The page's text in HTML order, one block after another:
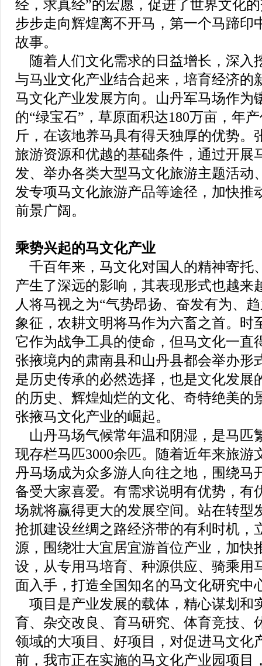
经，求真经”的宏愿，促进了世界文化
步步走向辉煌离不开马，第一个马蹄印
故事。
随着人们文化需求的日益增长，深入
与马业文化产业结合起来，培育经济的
马文化产业发展方向。山丹军马场作为
的“绿宝石”，草原面积达180万亩，年
斤，在该地养马具有得天独厚的优势。
旅游资源和优越的基础条件，通过开展
发、举办各类大型马文化旅游主题活动
发专项马文化旅游产品等途径，加快推
前景广阔。
乘势兴起的马文化产业
千百年来，马文化对国人的精神寄托
产生了深远的影响，其表现形式也越来
人将马视之为“气势昂扬、奋发有为、
象征，农耕文明将马作为六畜之首。时
它作为战争工具的使命，但马文化一直
张掖境内的肃南县和山丹县都会举办形
是历史传承的必然选择，也是文化发展
的历史、辉煌灿烂的文化、奇特绝美
张掖马文化产业的崛起。
山丹马场气候常年温和阴湿，是马匹
现存栏马匹3000余匹。随着近年来旅游
丹马场成为众多游人向往之地，围绕马
备受大家喜爱。有需求说明有优势，有
场就将赢得更大的发展空间。站在转型
抢抓建设丝绸之路经济带的有利时机，
源，围绕壮大宜居宜游首位产业，加快
设，从专用马培育、种源供应、骑乘用
面入手，打造全国知名的马文化研究中
项目是产业发展的载体，精心谋划和
育、杂交改良、育马研究、体育竞技、
领域的大项目、好项目，对促进马文化
前，我市正在实施的马文化产业园项目